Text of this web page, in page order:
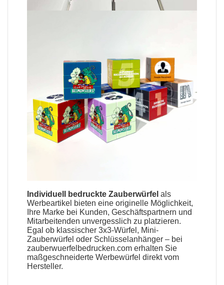
Individuell bedruckte Zauberwürfel als
Werbeartikel bieten eine originelle Möglichkeit,
Ihre Marke bei Kunden, Geschäftspartnern und
Mitarbeitenden unvergesslich zu platzieren.
Egal ob klassischer 3x3-Würfel, Mini-
Zauberwürfel oder Schlüsselanhänger – bei
zauberwuerfelbedrucken.com erhalten Sie
maßgeschneiderte Werbewürfel direkt vom
Hersteller.